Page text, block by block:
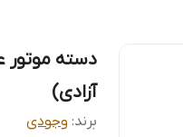
آزادی)
برند: وجودی